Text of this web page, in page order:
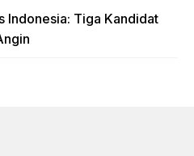
Indonesia: Tiga Kandidat